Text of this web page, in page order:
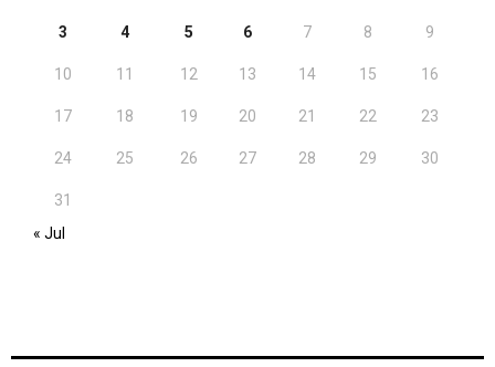
3 4 5 6 7 8 9
10 11 12 13 14 15 16
17 18 19 20 21 22 23
24 25 26 27 28 29 30
31
« Jul